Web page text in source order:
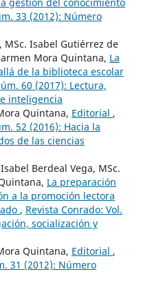
33 (2012): Número
MSc. Isabel Gutiérrez de
Mora Quintana, La
de la biblioteca escolar
60 (2017): Lectura,
inteligencia
Quintana, Editorial ,
52 (2016): Hacia la
de las ciencias
Berdeal Vega, MSc.
La preparación
a la promoción lectora
, Revista Conrado: Vol.
socialización y
Quintana, Editorial ,
31 (2012): Número